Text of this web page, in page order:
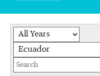
Year
Keywords